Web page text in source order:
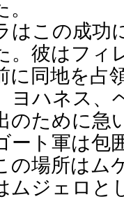
この成功
。彼はフィ
に同地を占
ヨハネス、
のために急
ート軍は包
の場所はム
ムジェロと